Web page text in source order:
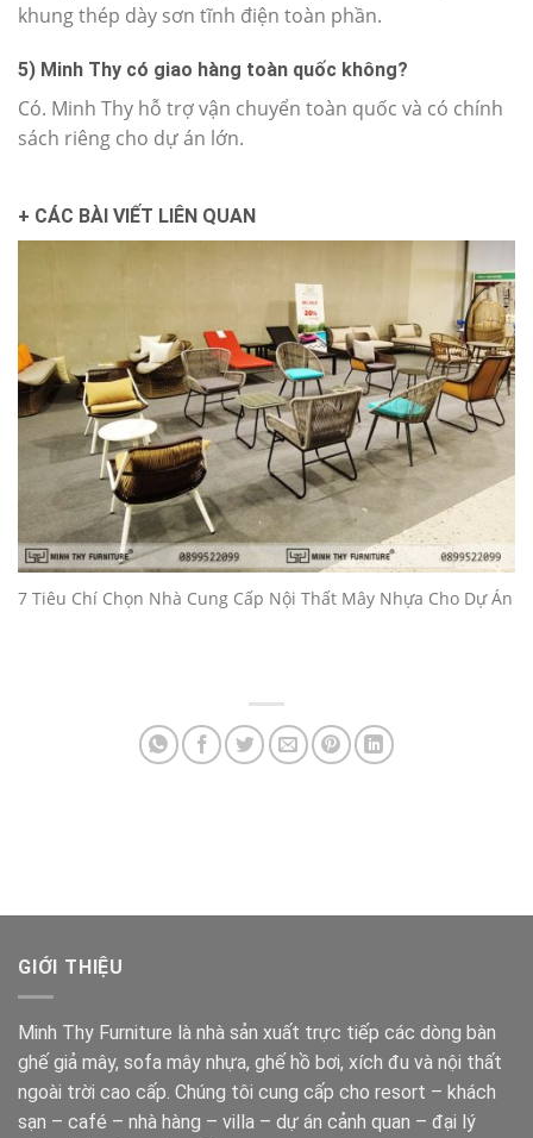
khung thép dày sơn tĩnh điện toàn phần.
5) Minh Thy có giao hàng toàn quốc không?
Có. Minh Thy hỗ trợ vận chuyển toàn quốc và có chính
sách riêng cho dự án lớn.
+ CÁC BÀI VIẾT LIÊN QUAN
7 Tiêu Chí Chọn Nhà Cung Cấp Nội Thất Mây Nhựa Cho Dự Án
GIỚI THIỆU
Minh Thy Furniture là nhà sản xuất trực tiếp các dòng bàn
ghế giả mây, sofa mây nhựa, ghế hồ bơi, xích đu và nội thất
ngoài trời cao cấp. Chúng tôi cung cấp cho resort – khách
sạn – café – nhà hàng – villa – dự án cảnh quan – đại lý